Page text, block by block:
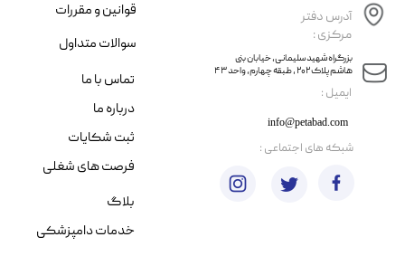
​ایمیل :
آدرس دفتر
مرکزی :
info@petabad.com
​​بزرگراه شهید سلیمانی، خیابان بنی
هاشم پلاک ۲۰۲ ، طبقه چهارم، واحد ۴۳
قوانین و مقررات
سوالات متداول
تماس با ما
درباره ما
ثبت شکایات
فرصت های شغلی
​شبکه های اجتماعی :
بلاگ
خدمات دامپزشکی